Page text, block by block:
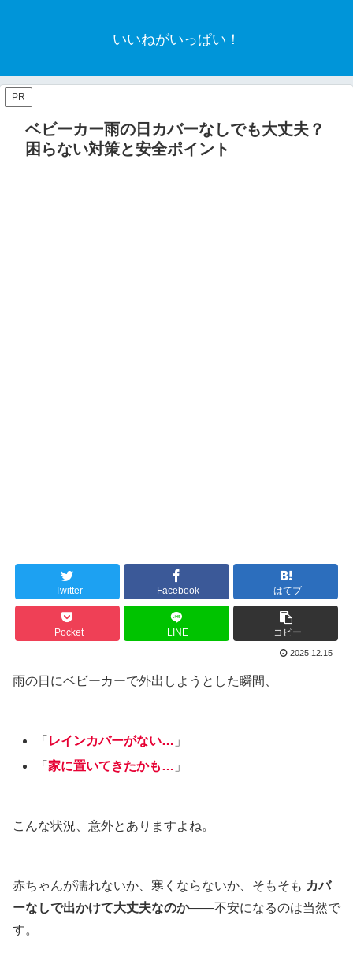
いいねがいっぱい！
PR
ベビーカー雨の日カバーなしでも大丈夫？
困らない対策と安全ポイント
Twitter Facebook はてブ
Pocket LINE コピー
2025.12.15
雨の日にベビーカーで外出しようとした瞬間、
「 レインカバーがない… 」
「家に置いてきたかも… 」
こんな状況、意外とありますよね。
赤ちゃんが濡れないか、寒くならないか、そもそも カバ
ーなしで出かけて大丈夫なのか――不安になるのは当然で
す。